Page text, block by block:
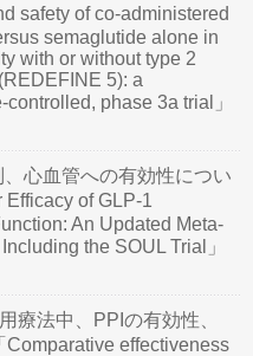
safety of co-administered
semaglutide alone in
with or without type 2
5): a
phase 3a trial」
心血管への有効性につい
of GLP-1
An Updated Meta-
the SOUL Trial」
療法中、PPIの有効性、
effectiveness